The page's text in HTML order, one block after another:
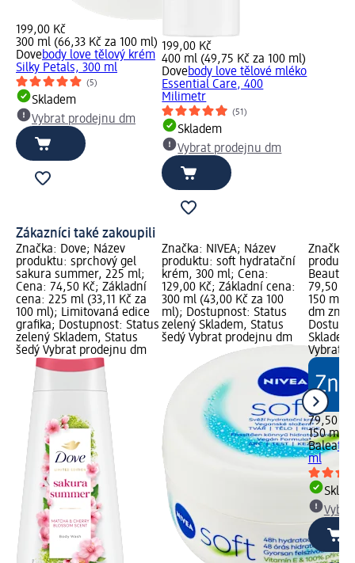
199,00 Kč
300 ml (66,33 Kč za 100 ml)
Dovebody love tělový krém
Silky Petals, 300 ml
(5)
Skladem
Vybrat prodejnu dm
199,00 Kč
400 ml (49,75 Kč za 100 ml)
Dovebody love tělové mléko
Essential Care, 400
Milimetr
(51)
Skladem
Vybrat prodejnu dm
Zákazníci také zakoupili
Značka: Dove; Název
produktu: sprchový gel
sakura summer, 225 ml;
Cena: 74,50 Kč; Základní
cena: 225 ml (33,11 Kč za
100 ml); Limitovaná edice
grafika; Dostupnost: Status
zelený Skladem, Status
šedý Vybrat prodejnu dm
Značka: NIVEA; Název
produktu: soft hydratační
krém, 300 ml; Cena:
129,00 Kč; Základní cena:
300 ml (43,00 Kč za 100
ml); Dostupnost: Status
zelený Skladem, Status
šedý Vybrat prodejnu dm
Značka:
Beauty,
79,50
150 ml
dm
Vybrat
79,50 Kč
150 ml
Balea
ml